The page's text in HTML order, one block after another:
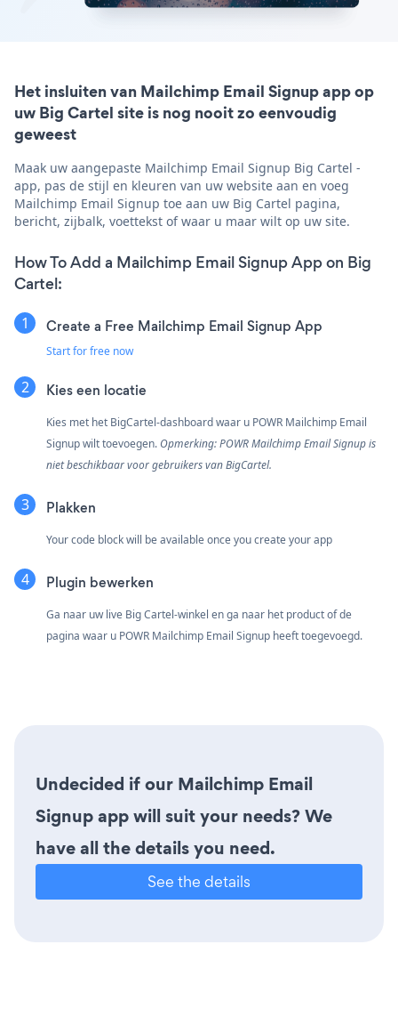
Het insluiten van Mailchimp Email Signup app op
uw Big Cartel site is nog nooit zo eenvoudig
geweest
Maak uw aangepaste Mailchimp Email Signup Big Cartel -
app, pas de stijl en kleuren van uw website aan en voeg
Mailchimp Email Signup toe aan uw Big Cartel pagina,
bericht, zijbalk, voettekst of waar u maar wilt op uw site.
How To Add a Mailchimp Email Signup App on Big
Cartel:
Create a Free Mailchimp Email Signup App
Start for free now
Kies een locatie
Kies met het BigCartel-dashboard waar u POWR Mailchimp Email
Signup wilt toevoegen. Opmerking: POWR Mailchimp Email Signup is
niet beschikbaar voor gebruikers van BigCartel.
Plakken
Your code block will be available once you create your app
Plugin bewerken
Ga naar uw live Big Cartel-winkel en ga naar het product of de
pagina waar u POWR Mailchimp Email Signup heeft toegevoegd.
Undecided if our Mailchimp Email
Signup app will suit your needs? We
have all the details you need.
See the details